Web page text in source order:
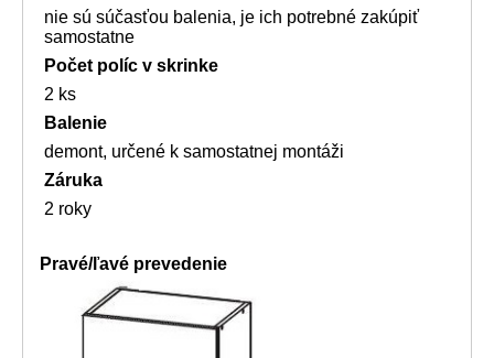
nie sú súčasťou balenia, je ich potrebné zakúpiť
samostatne
Počet políc v skrinke
2 ks
Balenie
demont, určené k samostatnej montáži
Záruka
2 roky
Pravé/ľavé prevedenie